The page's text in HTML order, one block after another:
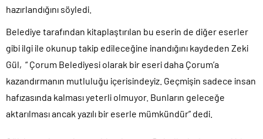
hazırlandığını söyledi.
Belediye tarafından kitaplaştırılan bu eserin de diğer eserler
gibi ilgi ile okunup takip edileceğine inandığını kaydeden Zeki
Gül, “ Çorum Belediyesi olarak bir eseri daha Çorum’a
kazandırmanın mutluluğu içerisindeyiz. Geçmişin sadece insan
hafızasında kalması yeterli olmuyor. Bunların geleceğe
aktarılması ancak yazılı bir eserle mümkündür” dedi.